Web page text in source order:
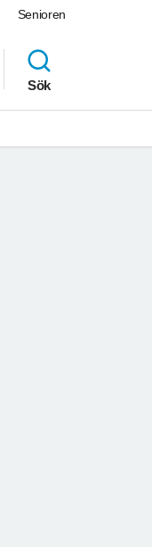
Senioren
Sök